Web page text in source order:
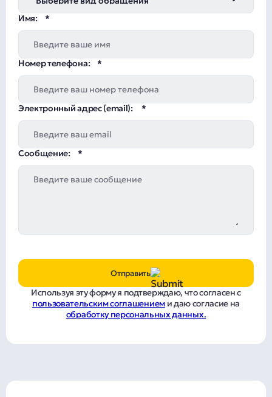
Имя:
Номер телефона:
Электронный адрес (email):
Сообщение:
Отправить
Используя эту форму я подтверждаю, что согласен с
пользовательским соглашениеми даю согласие на
обработку персональных данных.